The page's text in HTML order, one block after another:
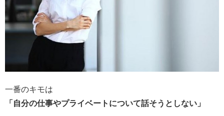
一番のキモは
「自分の仕事やプライベートについて話そうとしない」